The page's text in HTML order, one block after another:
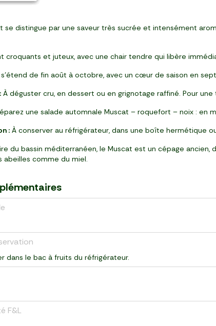
se distingue par une saveur très sucrée et intensément
croquants et juteux, avec une chair tendre qui libère
s’étend de fin août à octobre, avec un cœur de saison en
À déguster cru, en dessert ou en grignotage raffiné. Pour
une salade automnale Muscat – roquefort – noix : en
: À conserver au réfrigérateur, dans une boîte hermétique
du bassin méditerranéen, le Muscat est un cépage
abeilles comme du miel.
dans le bac à fruits du réfrigérateur.
F&L